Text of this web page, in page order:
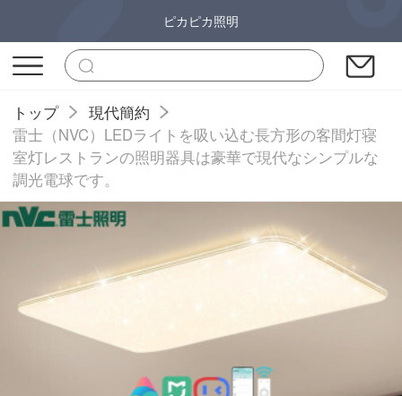
ピカピカ照明
トップ
現代簡約
雷士（NVC）LEDライトを吸い込む長方形の客間灯寝
室灯レストランの照明器具は豪華で現代なシンプルな
調光電球です。